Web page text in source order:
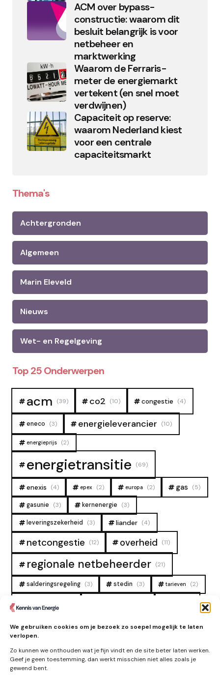
We gebruiken cookies om je bezoek zo soepel mogelijk te laten
verlopen.
Zo kunnen we onthouden wat je fijn vindt en de site beter laten werken.
Geef je geen toestemming, dan werkt misschien niet alles zoals je
gewend bent.
ACM over bypass-
constructie: waarom dit
besluit belangrijk is voor
netbeheer en
marktwerking
Waarom de Ferraris-
meter de energiemarkt
vertekent (en snel moet
verdwijnen)
Capaciteit op reserve:
waarom Nederland kiest
voor een centrale
capaciteitsmarkt
Thema's
Achtergronden
Algemeen
Marin Eleveld
Nieuws
Wet- en Regelgeving
Top 25 Onderwerpen
acm (39) co2 (10) congestie (4)
eneco (3) energieleverancier (10)
energieprijs (2)
energietransitie (69)
enexis (4) epex (2) europa (2) gas (5)
gasunie (3) kernenergie (3)
leveringszekerheid (3) liander (4)
netcongestie (12) overheid (11)
regionale netbeheerder (21)
salderingsregeling (3) stedin (3) tarieven (2)
tennet
zonne-energie (9)